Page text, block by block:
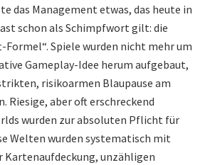
das Management etwas, das heute in
schon als Schimpfwort gilt: die
Spiele wurden nicht mehr um
Gameplay-Idee herum aufgebaut,
risikoarmen Blaupause am
aber oft erschreckend
wurden zur absoluten Pflicht für
Welten wurden systematisch mit
Kartenaufdeckung, unzähligen